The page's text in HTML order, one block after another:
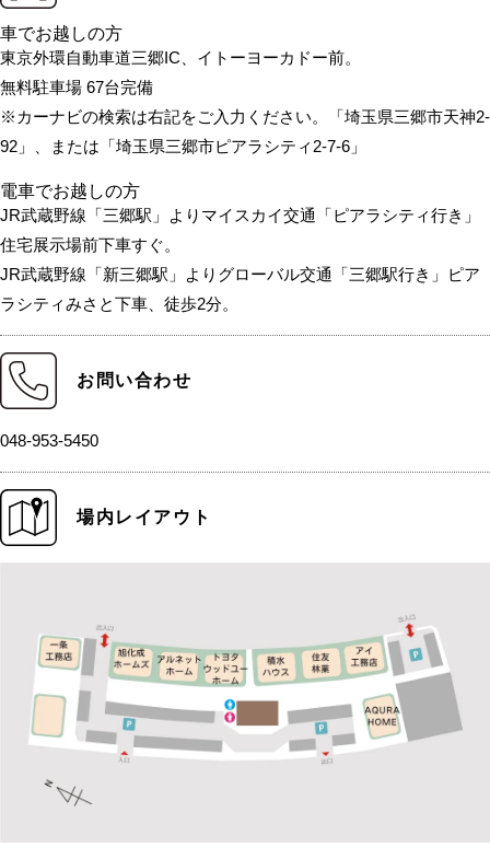
車でお越しの方
東京外環自動車道三郷IC、イトーヨーカドー前。
無料駐車場 67台完備
※カーナビの検索は右記をご入力ください。「埼玉県三郷市天神2-
92」、または「埼玉県三郷市ピアラシティ2-7-6」
電車でお越しの方
JR武蔵野線「三郷駅」よりマイスカイ交通「ピアラシティ行き」
住宅展示場前下車すぐ。
JR武蔵野線「新三郷駅」よりグローバル交通「三郷駅行き」ピア
ラシティみさと下車、徒歩2分。
お問い合わせ
048-953-5450
場内レイアウト